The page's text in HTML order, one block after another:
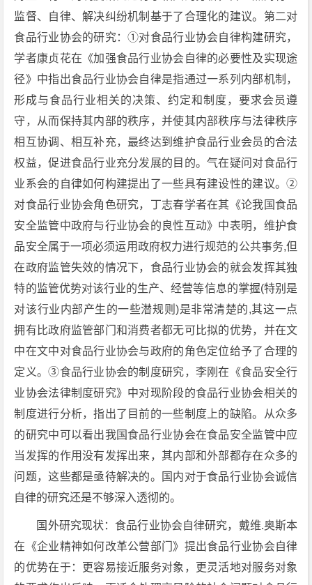
监督、自律、解决纠纷机制基于了合理化的建议。第二对
食品行业协会的研究：①对食品行业协会自律构建研究，
学者康贞花在《加强食品行业协会自律的必要性及实现途
径》中指出食品行业协会自律是指通过一系列内部机制，
形成与食品行业相关的决策、约定和制度，要求会员遵
守，从而保持其内部的秩序，并使其内部秩序与法律秩序
相互协调、相互补充，最终达到维护食品行业会员的合法
权益，促进食品行业充分发展的目的。气在疑问对食品行
业系会的自律如何构建提出了一些具有建设性的建议。②
对食品行业协会角色研究，丁志春学者在其《论我国食品
安全监管中政府与行业协会的良性互动》中表明，维护食
品安全属于一项必须运用政府权力进行规范的公共事务,但
在政府监管失效的情况下，食品行业协会的就会发挥其独
特的监管优势对该行业的生产、经营等信息的掌握(特别是
对该行业内部产生的一些潜规则)是非常清楚的,其这一点
拥有比政府监管部门和消费者都无可比拟的优势，并在文
中在文中对食品行业协会与政府的角色定位给予了合理的
定义。③食品行业协会的制度研究，李刚在《食品安全行
业协会法律制度研究》中对现阶段的食品行业协会相关的
制度进行分析，指出了目前的一些制度上的缺陷。从众多
的研究中可以看出我国食品行业协会在食品安全监管中应
当发挥的作用没有发挥出来，其内部和外部都存在众多的
问题，这些都是亟待解决的。国内对于食品行业协会诚信
自律的研究还是不够深入透彻的。
国外研究现状：食品行业协会自律研究，戴维.奥斯本
在《企业精神如何改革公营部门》提出食品行业协会自律
的优势在于：更容易接近服务对象，更灵活地对服务对象